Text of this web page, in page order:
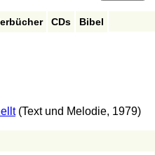
CDs
Bibel
(Text und Melodie, 1979)